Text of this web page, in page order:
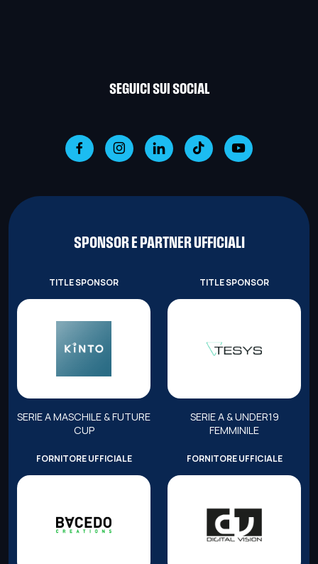
SEGUICI SUI SOCIAL
SPONSOR E PARTNER UFFICIALI
TITLE SPONSOR
SERIE A MASCHILE & FUTURE
CUP
TITLE SPONSOR
SERIE A & UNDER19
FEMMINILE
FORNITORE UFFICIALE FORNITORE UFFICIALE